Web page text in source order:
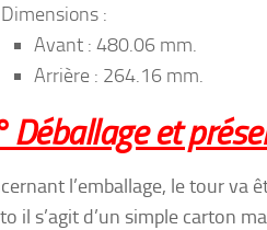
Dimensions :
Avant : 480.06 mm.
Arrière : 264.16 mm.
Déballage et
l’emballage, le tour va
il s’agit d’un simple carton